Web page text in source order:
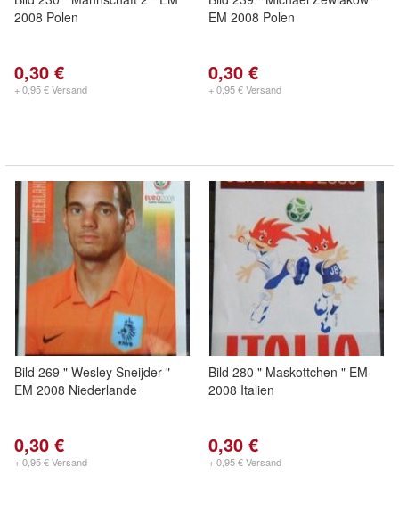
2008 Polen
0,30 €
+ 0,95 € Versand
EM 2008 Polen
0,30 €
+ 0,95 € Versand
Bild 269 " Wesley Sneijder "
EM 2008 Niederlande
0,30 €
+ 0,95 € Versand
Bild 280 " Maskottchen " EM
2008 Italien
0,30 €
+ 0,95 € Versand